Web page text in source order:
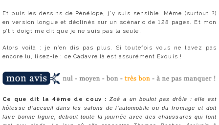
Et puis les dessins de Pénélope, j’y suis sensible. Même (surtout ?)
en version longue et déclinés sur un scénario de 128 pages. Et mon
p’tit doigt me dit que je ne suis pas la seule.
Alors voilà : je n’en dis pas plus. Si toutefois vous ne l’avez pas
encore lu, lisez-le : ce Cadavre là est assurément Exquis !
Ce que dit la 4ème de couv : Zoé a un boulot pas drôle : elle est
hôtesse d’accueil dans les salons de l’automobile ou du fromage et doit
faire bonne figure, debout toute la journée avec des chaussures qui font